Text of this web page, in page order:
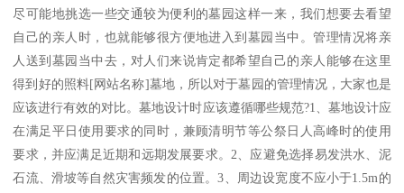
尽可能地挑选一些交通较为便利的墓园这样一来，我们想要去看望
自己的亲人时，也就能够很方便地进入到墓园当中。管理情况将亲
人送到墓园当中去，对人们来说肯定都希望自己的亲人能够在这里
得到好的照料[网站名称]墓地，所以对于墓园的管理情况，大家也是
应该进行有效的对比。墓地设计时应该遵循哪些规范?1、墓地设计应
在满足平日使用要求的同时，兼顾清明节等公祭日人高峰时的使用
要求，并应满足近期和远期发展要求。2、应避免选择易发洪水、泥
石流、滑坡等自然灾害频发的位置。3、周边设宽度不应小于1.5m的